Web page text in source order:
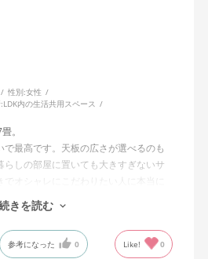
性別:女性
LDK内の生活共用スペース
。
最高です。天板の広さが選べるのも
らしの部屋に置いても大きすぎないサ
でオシャレにこだわりたい人に本当に
シリーズにあるような「もう少し白寄
らに理想的でしたが、全体的に大満足
きを読む
参考になった 0 Like! 0